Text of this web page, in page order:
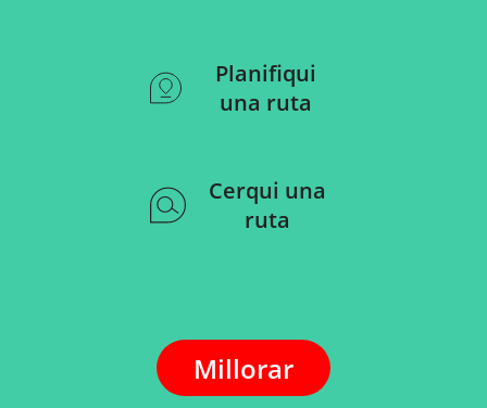
Planifiqui
una ruta
Cerqui una
ruta
Millorar